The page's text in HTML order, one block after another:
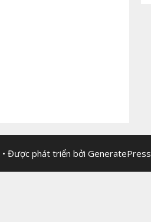
• Được phát triển bởi GeneratePress